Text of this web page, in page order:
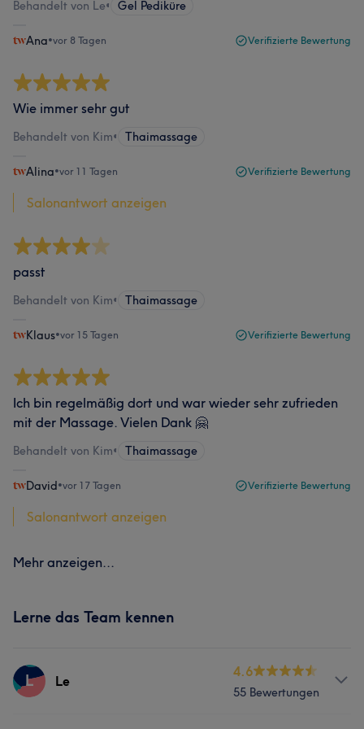
Behandelt von Le• Gel Pediküre
Ana•vor 8 Tagen Verifizierte Bewertung
Wie immer sehr gut
Behandelt von Kim• Thaimassage
Alina•vor 11 Tagen Verifizierte Bewertung
Salonantwort anzeigen
passt
Behandelt von Kim• Thaimassage
Klaus•vor 15 Tagen Verifizierte Bewertung
Ich bin regelmäßig dort und war wieder sehr zufrieden
mit der Massage. Vielen Dank 🤗
Behandelt von Kim• Thaimassage
David•vor 17 Tagen Verifizierte Bewertung
Salonantwort anzeigen
Mehr anzeigen...
Lerne das Team kennen
L Le
4.6
55 Bewertungen